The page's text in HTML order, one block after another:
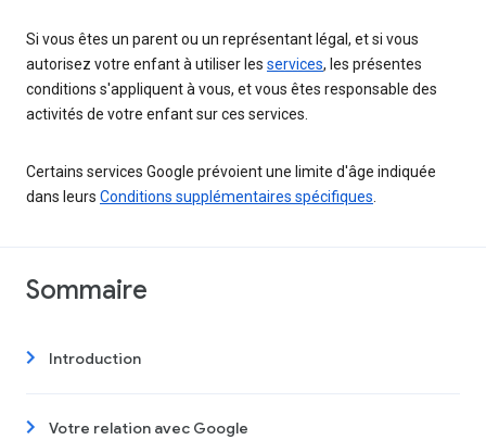
Si vous êtes un parent ou un représentant légal, et si vous
autorisez votre enfant à utiliser les services, les présentes
conditions s'appliquent à vous, et vous êtes responsable des
activités de votre enfant sur ces services.
Certains services Google prévoient une limite d'âge indiquée
dans leurs Conditions supplémentaires spécifiques
Sommaire
Introduction
Votre relation avec Google